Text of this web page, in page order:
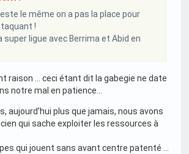
le même on a pas la place pour
!
super ligue avec Berrima et Abid en
raison … ceci étant dit la gabegie ne date
notre mal en patience…
aujourd’hui plus que jamais, nous avons
qui sache exploiter les ressources à
qui jouent sans avant centre patenté …